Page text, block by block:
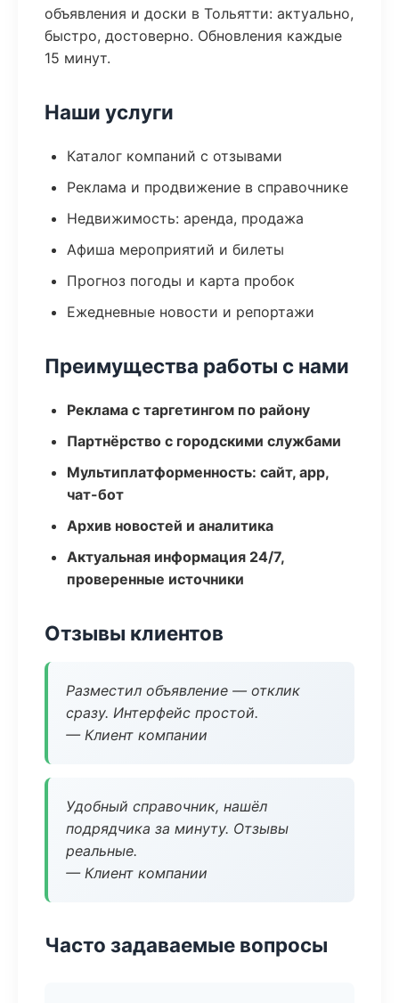
объявления и доски в Тольятти: актуально,
быстро, достоверно. Обновления каждые
15 минут.
Наши услуги
Каталог компаний с отзывами
Реклама и продвижение в справочнике
Недвижимость: аренда, продажа
Афиша мероприятий и билеты
Прогноз погоды и карта пробок
Ежедневные новости и репортажи
Преимущества работы с нами
Реклама с таргетингом по району
Партнёрство с городскими службами
Мультиплатформенность: сайт, app,
чат-бот
Архив новостей и аналитика
Актуальная информация 24/7,
проверенные источники
Отзывы клиентов
Разместил объявление — отклик
сразу. Интерфейс простой.
— Клиент компании
Удобный справочник, нашёл
подрядчика за минуту. Отзывы
реальные.
— Клиент компании
Часто задаваемые вопросы